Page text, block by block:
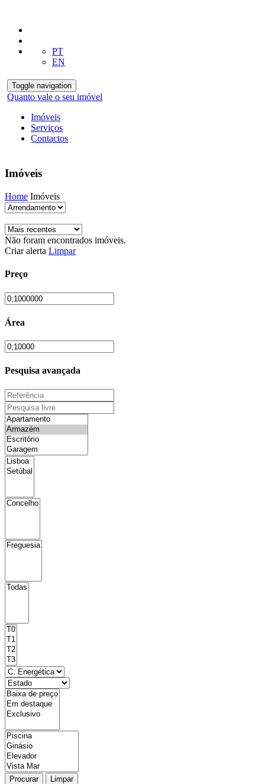
PT
EN
Toggle navigation
Quanto vale o seu imóvel
Imóveis
Serviços
Contactos
Imóveis
Home Imóveis
Não foram encontrados imóveis.
Criar alerta Limpar
Preço
Área
Pesquisa avançada
Procurar Limpar